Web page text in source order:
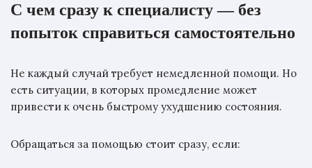
С чем сразу к специалисту — без
попыток справиться самостоятельно
Не каждый случай требует немедленной помощи. Но
есть ситуации, в которых промедление может
привести к очень быстрому ухудшению состояния.
Обращаться за помощью стоит сразу, если: